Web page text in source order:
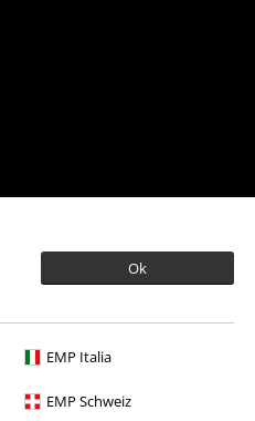
Ok
EMP Italia
EMP Schweiz